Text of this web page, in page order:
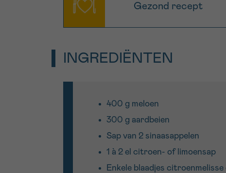
Gezond recept
INGREDIËNTEN
400 g meloen
300 g aardbeien
Sap van 2 sinaasappelen
1 à 2 el citroen- of limoensap
Enkele blaadjes